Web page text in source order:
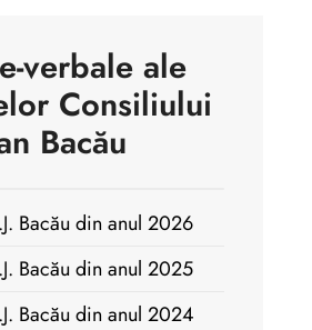
verbale ale
Consiliului
Bacău
Bacău din anul 2026
Bacău din anul 2025
Bacău din anul 2024